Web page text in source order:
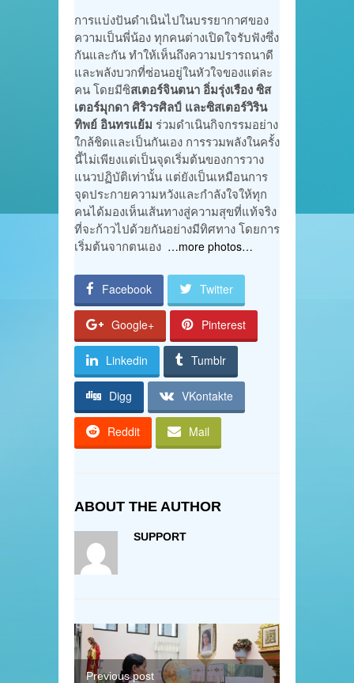
การแบ่งปันดำเนินไปในบรรยากาศของ
ความเป็นพี่น้อง ทุกคนต่างเปิดใจรับฟังซึ่ง
กันและกัน ทำให้เห็นถึงความปรารถนาดี
และพลังบวกที่ซ่อนอยู่ในหัวใจของแต่ละ
คน โดยมีซิสเตอร์จินตนา อิ่มรุ่งเรือง ซิส
เตอร์มุกดา ศิริวรศิลป์ และซิสเตอร์วิริน
ทิพย์ อินทรแย้ม ร่วมดำเนินกิจกรรมอย่าง
ใกล้ชิดและเป็นกันเอง การรวมพลังในครั้ง
นี้ไม่เพียงแต่เป็นจุดเริ่มต้นของการวาง
แนวปฏิบัติเท่านั้น แต่ยังเป็นเหมือนการ
จุดประกายความหวังและกำลังใจให้ทุก
คนได้มองเห็นเส้นทางสู่ความสุขที่แท้จริง
ที่จะก้าวไปด้วยกันอย่างมีทิศทาง โดยการ
เริ่มต้นจากตนเอง …more photos…
Facebook Twitter
Google+ Pinterest
Linkedin Tumblr
Digg VKontakte
Reddit Mail
ABOUT THE AUTHOR
SUPPORT
Previous post